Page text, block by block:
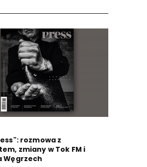
rozmowa z
zmiany w Tok FM i
Węgrzech